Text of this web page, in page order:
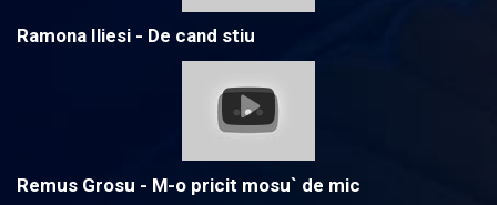
Ramona Iliesi - De cand stiu
Remus Grosu - M-o pricit mosu` de mic